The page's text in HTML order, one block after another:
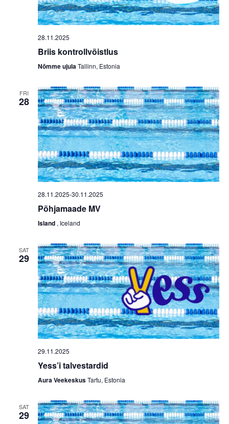
28.11.2025
Briis kontrollvõistlus
Nõmme ujula Tallinn, Estonia
FRI
28
28.11.2025-30.11.2025
Põhjamaade MV
Island , Iceland
SAT
29
29.11.2025
Yess’i talvestardid
Aura VeekeskusTartu, Estonia
SAT
29